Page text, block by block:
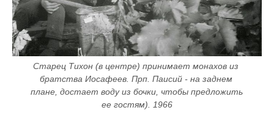
Старец Тихон (в центре) принимает монахов из
братства Иосафеев. Прп. Паисий - на заднем
плане, достает воду из бочки, чтобы предложить
ее гостям). 1966